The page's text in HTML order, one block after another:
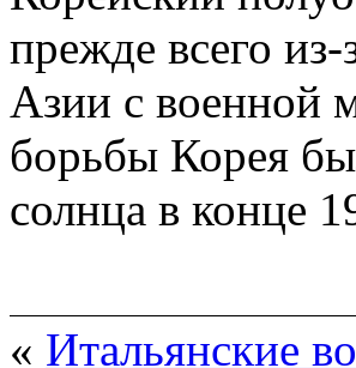
прежде всего
Азии с военной
борьбы Корея
солнца в конце
« Итальянские